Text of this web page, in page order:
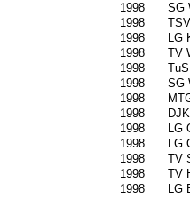
1998
SG
1998
1998
LG
1998
TV
1998
1998
SG
1998
1998
1998
LG
1998
LG
1998
TV
1998
TV
1998 LG